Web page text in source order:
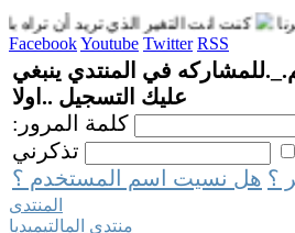
كنت انت التغير الذي تريد أن تراه
FacebookYoutube Twitter RSS
في المنتدي ينبغي
عليك التسجيل ..اولا
كلمة المرور:
؟ هل نسيت اسم المستخدم ؟
المنتدى
منتدى المالتيميديا